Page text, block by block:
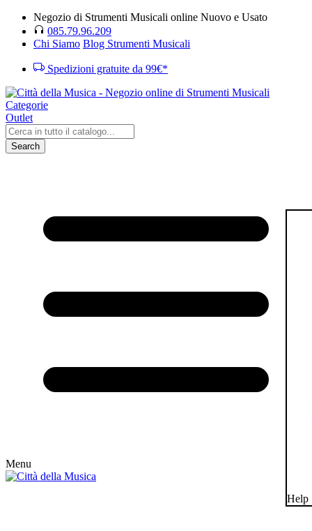
Negozio di Strumenti Musicali online Nuovo e Usato
085.79.96.209
Chi Siamo Blog Strumenti Musicali
Spedizioni gratuite da 99€*
Categorie
Outlet
Search
Menu
Help